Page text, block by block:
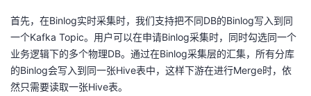
首先，在Binlog实时采集时，我们支持把不同DB的Binlog写入到同
一个Kafka Topic。用户可以在申请Binlog采集时，同时勾选同一个
业务逻辑下的多个物理DB。通过在Binlog采集层的汇集，所有分库
的Binlog会写入到同一张Hive表中，这样下游在进行Merge时，依
然只需要读取一张Hive表。